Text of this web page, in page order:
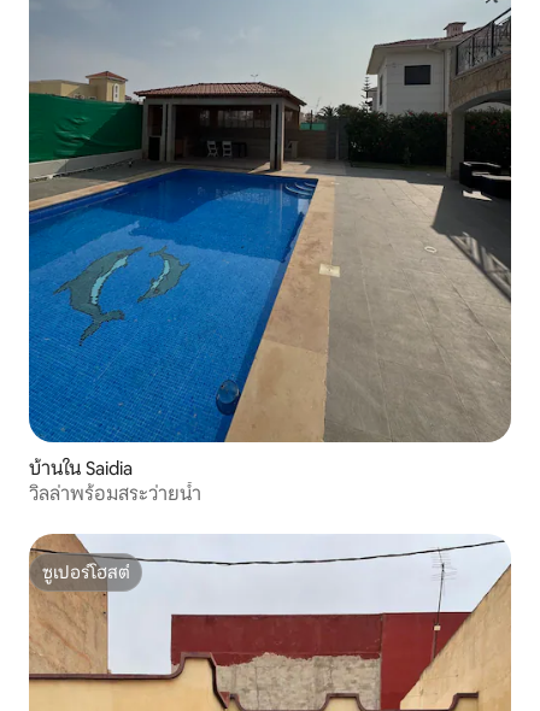
บ้านใน Saidia
วิลล่าพร้อมสระว่ายน้ำ
ซูเปอร์โฮสต์
ซูเปอร์โฮสต์